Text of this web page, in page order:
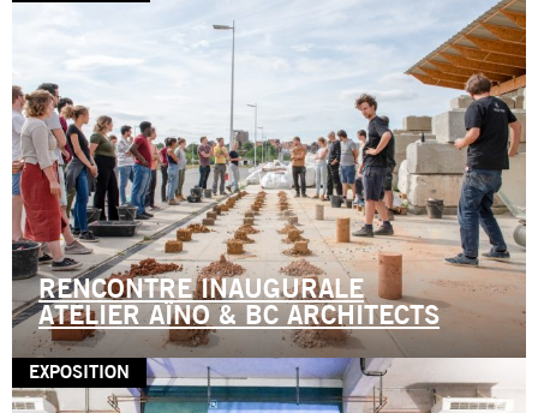
RENCONTRE INAUGURALE
ATELIER AÏNO & BC ARCHITECTS
EXPOSITION